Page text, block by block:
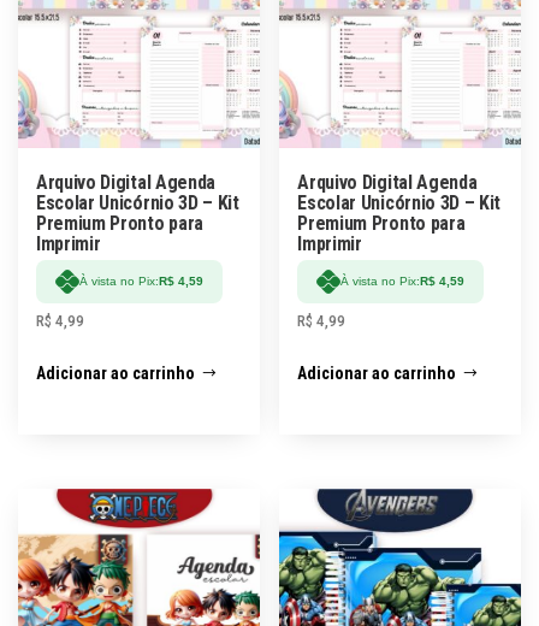
Arquivo Digital Agenda
Escolar Unicórnio 3D – Kit
Premium Pronto para
Imprimir
À vista no Pix:R$ 4,59
R$ 4,99
Adicionar ao carrinho
Arquivo Digital Agenda
Escolar Unicórnio 3D – Kit
Premium Pronto para
Imprimir
À vista no Pix:R$ 4,59
R$ 4,99
Adicionar ao carrinho